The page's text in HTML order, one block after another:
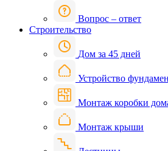
Вопрос – ответ
Строительство
Дом за 45 дней
Устройство
Монтаж коробки
Монтаж крыши